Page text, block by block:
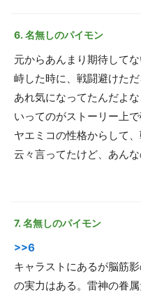
6. 名無しのパイモン
元からあんまり期待して
峙した時に、戦闘避けただ
あれ気になってたんだよ
いってのがストーリー上
ヤエミコの性格からして
云々言ってたけど、あん
7. 名無しのパイモン
>>6
キャラストにあるが脳筋
の実力はある。雷神の眷